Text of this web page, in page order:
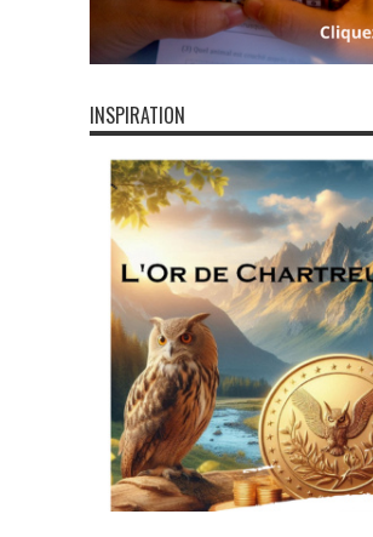
INSPIRATION